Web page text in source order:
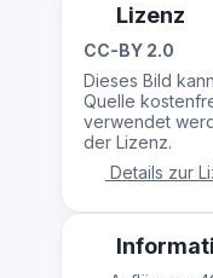
Lizenz
CC-BY 2.0
Dieses Bild
Quelle
verwendet
der Lizenz.
Details zur